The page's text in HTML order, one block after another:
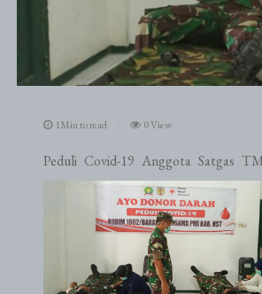
1Min to read 0 View
Peduli Covid-19 Anggota Satgas